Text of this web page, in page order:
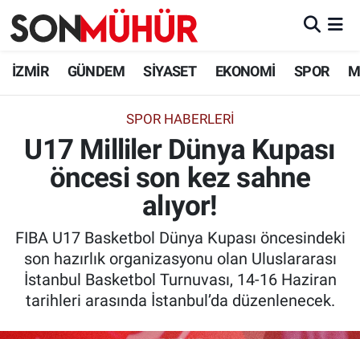
İZMİR GÜNDEM SİYASET EKONOMİ SPOR
SPOR HABERLERI
U17 Milliler Dünya Kupası
öncesi son kez sahne
alıyor!
FIBA U17 Basketbol Dünya Kupası öncesindeki
son hazırlık organizasyonu olan Uluslararası
İstanbul Basketbol Turnuvası, 14-16 Haziran
tarihleri arasında İstanbul’da düzenlenecek.
İzmir Nöbetçi Eczaneler
İzmir Namaz Vakitleri
İzmir Trafik Yoğunluk Haritası
Süper Lig Puan Durumu ve Fikstür
Tüm Manşetler
Son Dakika Haberleri